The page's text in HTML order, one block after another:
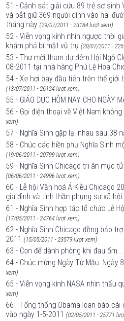
51 - Cảnh sát giải cứu 89 trẻ sơ sinh
và bắt giữ 369 người dính vào hai
tháng này (29/07/2011 - 23184 lượt xem)
52 - Viễn vọng kính nhìn ngược thời
khám phá bí mật vũ trụ (20/07/2011 -
53 - Thư mời tham dự đêm Hội Ngộ
08-2011 tại nhà hàng Phú Lệ Hoa
54 - Xe hơi bay đầu tiên trên thế giới
(13/07/2011 - 26124 lượt xem)
55 - GIÁO DỤC HÔM NAY CHO NGÀY
56 - Gọi điện thoại về Việt Nam
xem)
57 - Nghĩa Sinh gặp lại nhau sau 38
58 - Chúc các hiền phụ Nghĩa Sinh
(19/06/2011 - 20799 lượt xem)
59 - Nghĩa Sinh Chicago tri ân mục
(06/06/2011 - 24996 lượt xem)
60 - Lễ hội Văn hoá Á Kiều Chicago
gia đình và tinh thần phụng sự xã hội
61 - Nghĩa Sinh hợp tác tổ chức Lễ
(17/05/2011 - 24764 lượt xem)
62 - Nghĩa Sinh Chicago đồng bảo
2011 (15/05/2011 - 23579 lượt xem)
63 - Con để dành phòng khi đau ốm...
64 - Chúc mừng Ngày Từ Mẫu: Ngày
xem)
65 - Viễn vọng kính NASA nhìn thấu
xem)
66 - Tổng thống Obama loan báo cái
vào ngày 1-5-2011 (02/05/2011 - 25771